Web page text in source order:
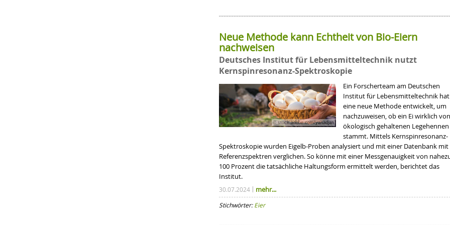
Neue Methode kann Echtheit von Bio-Eiern
nachweisen
Deutsches Institut für Lebensmitteltechnik nutzt
Kernspinresonanz-Spektroskopie
© stock.adobe.com/yanadjan
Ein Forscherteam am Deutschen
Institut für Lebensmitteltechnik hat
eine neue Methode entwickelt, um
nachzuweisen, ob ein Ei wirklich von
ökologisch gehaltenen Legehennen
stammt. Mittels Kernspinresonanz-
Spektroskopie wurden Eigelb-Proben analysiert und mit einer Datenbank mit
Referenzspektren verglichen. So könne mit einer Messgenauigkeit von
100 Prozent die tatsächliche Haltungsform ermittelt werden, berichtet das
Institut.
30.07.2024 mehr...
Stichwörter:Eier